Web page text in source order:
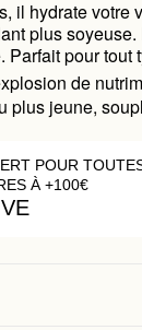
il hydrate votre
plus
pour tout
de
plus jeune,
POUR
À +100€